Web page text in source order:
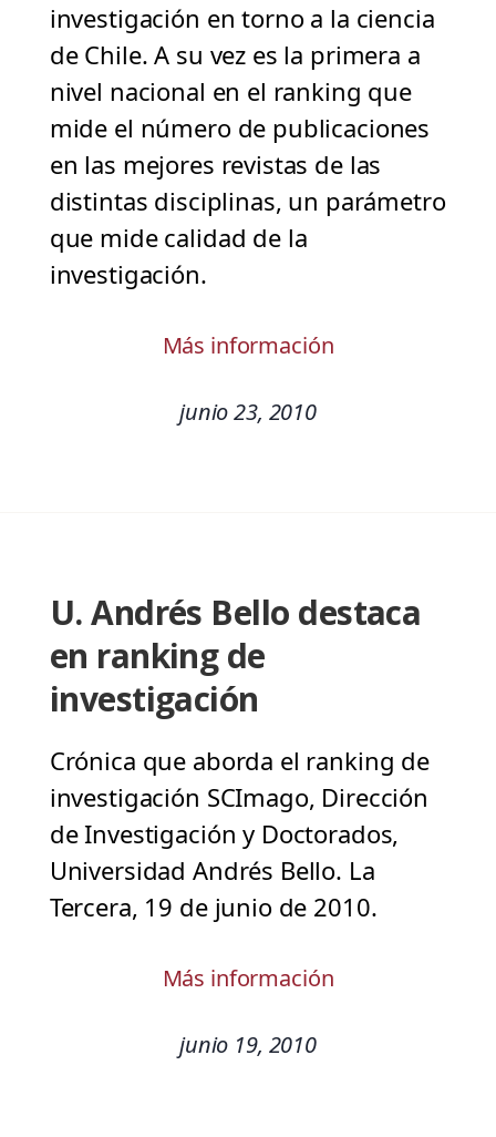
investigación en torno a la ciencia
de Chile. A su vez es la primera a
nivel nacional en el ranking que
mide el número de publicaciones
en las mejores revistas de las
distintas disciplinas, un parámetro
que mide calidad de la
investigación.
Más información
junio 23, 2010
U. Andrés Bello destaca
en ranking de
investigación
Crónica que aborda el ranking de
investigación SCImago, Dirección
de Investigación y Doctorados,
Universidad Andrés Bello. La
Tercera, 19 de junio de 2010.
Más información
junio 19, 2010